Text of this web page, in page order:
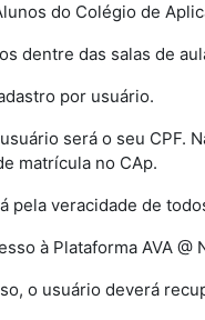
do Colégio de
dentre das salas de
por usuário.
será o seu CPF.
matrícula no CAp.
pela veracidade de
à Plataforma AVA
o usuário deverá